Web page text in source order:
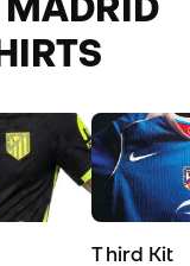
Third Kit